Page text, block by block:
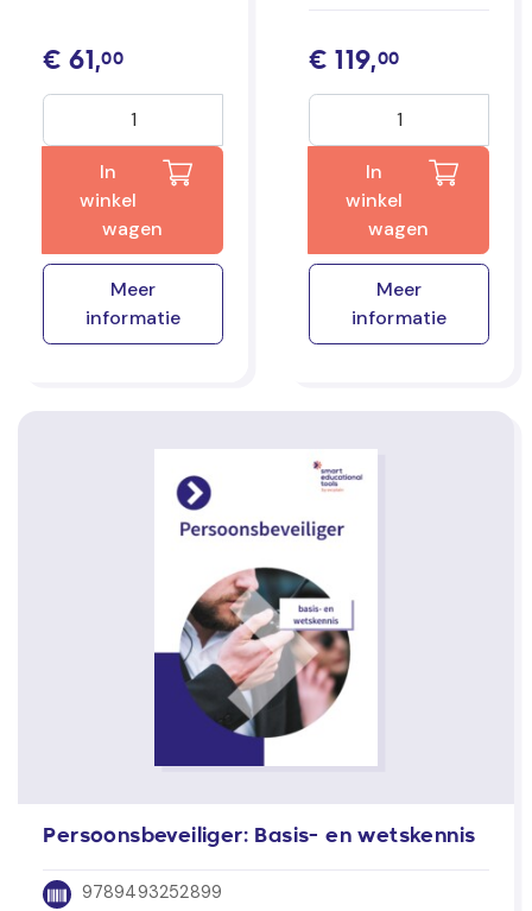
€ 61,00
In
winkel
wagen
Meer
informatie
€ 119,00
In
winkel
wagen
Meer
informatie
Persoonsbeveiliger: Basis- en wetskennis
9789493252899